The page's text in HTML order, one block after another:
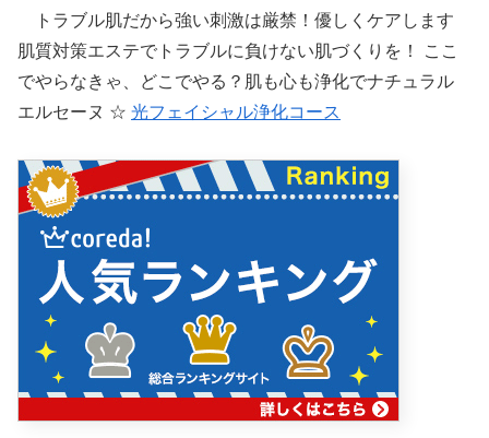
トラブル肌だから強い刺激は厳禁！優しくケアします
肌質対策エステでトラブルに負けない肌づくりを！ ここ
でやらなきゃ、どこでやる？肌も心も浄化でナチュラル
エルセーヌ ☆ 光フェイシャル浄化コース